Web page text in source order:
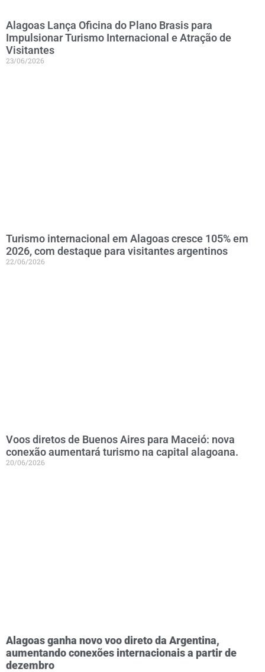
Alagoas Lança Oficina do Plano Brasis para
Impulsionar Turismo Internacional e Atração de
Visitantes
23/06/2026
Turismo internacional em Alagoas cresce 105% em
2026, com destaque para visitantes argentinos
22/06/2026
Voos diretos de Buenos Aires para Maceió: nova
conexão aumentará turismo na capital alagoana.
20/06/2026
Alagoas ganha novo voo direto da Argentina,
aumentando conexões internacionais a partir de
dezembro